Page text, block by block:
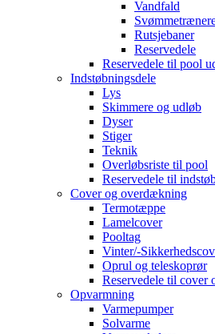
Vandfald
Rutsjebaner
Reservedele
Reservedele til pool
Indstøbningsdele
Lys
Skimmere og udløb
Dyser
Stiger
Teknik
Overløbsriste til pool
Reservedele til
Cover og overdækning
Termotæppe
Lamelcover
Pooltag
Vinter/-
Oprul og teleskoprør
Reservedele til cover
Opvarmning
Varmepumper
Solvarme